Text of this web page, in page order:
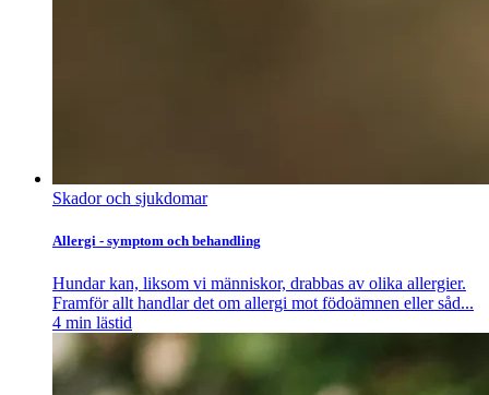
Skador och sjukdomar
Allergi - symptom och behandling
Hundar kan, liksom vi människor, drabbas av olika allergier.
Framför allt handlar det om allergi mot födoämnen eller såd...
4 min lästid